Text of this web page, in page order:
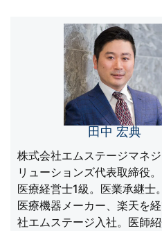
田中 宏典
株式会社エムステージマネ
リューションズ代表取締役。
医療経営士1級。医業承継士。
医療機器メーカー、楽天を
社エムステージ入社。医師